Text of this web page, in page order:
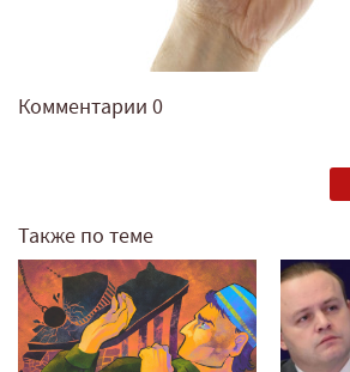
Комментарии 0
Также по теме